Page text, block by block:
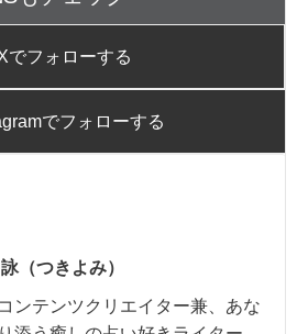
でフォローする
でフォローする
（つきよみ）
ンテンツクリエイター兼、あな